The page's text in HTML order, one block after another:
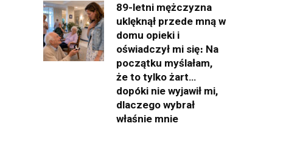
89-letni mężczyzna
uklęknął przede mną w
domu opieki i
oświadczył mi się։ Na
początku myślałam,
że to tylko żart…
dopóki nie wyjawił mi,
dlaczego wybrał
właśnie mnie